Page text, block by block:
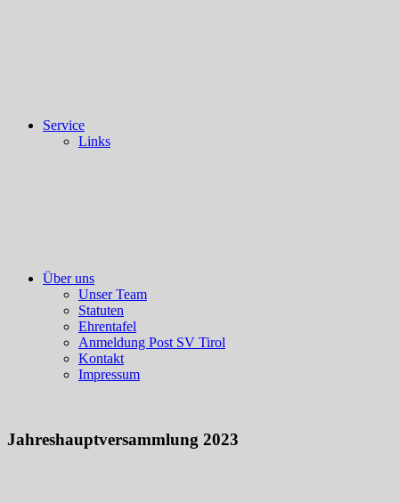
Service
Links
Über uns
Unser Team
Statuten
Ehrentafel
Anmeldung Post SV Tirol
Kontakt
Impressum
Jahreshauptversammlung 2023